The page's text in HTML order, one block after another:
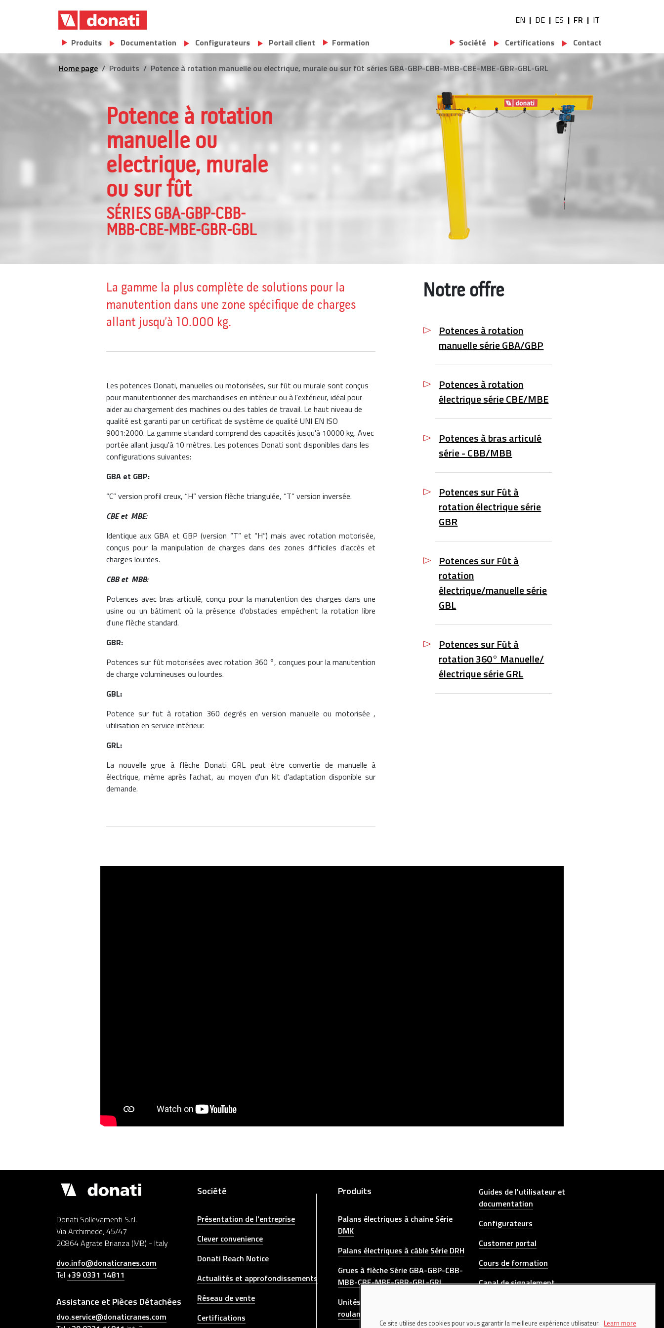
EN
DE ES FR IT
Main navigation
Produits Documentation Configurateurs Portail client Formation Utility navigation
Société Certifications Contact
Home page Produits Potence à rotation manuelle ou electrique, murale ou sur fût séries GBA-GBP-CBB-MBB-CBE-MBE-GBR-GBL-GRL
Potence à rotation
manuelle ou
electrique, murale
ou sur fût
SÉRIES GBA-GBP-CBB-
MBB-CBE-MBE-GBR-GBL
La gamme la plus complète de solutions pour la
manutention dans une zone spécifique de charges
allant jusqu’à 10.000 kg.
Les potences Donati, manuelles ou motorisées, sur fût ou murale sont conçus
pour manutentionner des marchandises en intérieur ou à l'extérieur, idéal pour
aider au chargement des machines ou des tables de travail. Le haut niveau de
qualité est garanti par un certificat de système de qualité UNI EN ISO
9001:2000. La gamme standard comprend des capacités jusqu'à 10000 kg. Avec
portée allant jusqu'à 10 mètres. Les potences Donati sont disponibles dans les
configurations suivantes:
GBA et GBP:
“C” version profil creux, “H” version flèche triangulée, “T” version inversée.
CBE et MBE:
Identique aux GBA et GBP (version “T” et “H”) mais avec rotation motorisée,
conçus pour la manipulation de charges dans des zones difficiles d'accès et
charges lourdes.
CBB et MBB:
Potences avec bras articulé, conçu pour la manutention des charges dans une
usine ou un bâtiment où la présence d'obstacles empêchent la rotation libre
d'une flèche standard.
GBR:
Potences sur fût motorisées avec rotation 360 °, conçues pour la manutention
de charge volumineuses ou lourdes.
GBL:
Potence sur fut à rotation 360 degrés en version manuelle ou motorisée ,
utilisation en service intérieur.
GRL:
La nouvelle grue à flèche Donati GRL peut être convertie de manuelle à
électrique, même après l'achat, au moyen d'un kit d'adaptation disponible sur
demande.
Notre offre
Potences à rotation
manuelle série GBA/GBP
Potences à rotation
électrique série CBE/MBE
Potences à bras articulé
série - CBB/MBB
Potences sur Fût à
rotation électrique série
GBR
Potences sur Fût à
rotation
électrique/manuelle série
GBL
Potences sur Fût à
rotation 360° Manuelle/
électrique série GRL
Drupal
Donati Sollevamenti S.r.l.
Via Archimede, 45/47
20864 Agrate Brianza (MB) - Italy
dvo.info@donaticranes.com
Tel +39 0331 14811
Assistance et Pièces Détachées
dvo.service@donaticranes.com
Société
Présentation de l'entreprise
Clever convenience
Donati Reach Notice
Actualités et approfondissements
Réseau de vente
Certifications
Produits
Palans électriques à chaîne Série
DMK
Palans électriques à câble Série DRH
Grues à flèche Série GBA-GBP-CBB-
MBB-CBE-MBE-GBR-GBL-GRL
Unités d'entraînement pour ponts
roulants DGT-DGP
Other link
Guides de l'utilisateur et
documentation
Configurateurs
Customer portal
Cours de formation
Canal de signalement
Ce site utilise des cookies pour vous garantir la meilleure expérience utilisateur. Learn more